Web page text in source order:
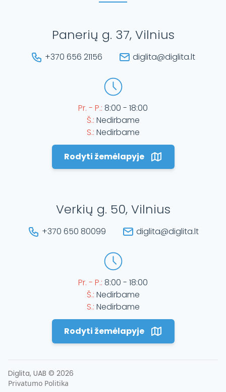
Panerių g. 37, Vilnius
+370 656 21156 diglita@diglita.lt
Pr. - P.: 8:00 - 18:00
Š.: Nedirbame
S.: Nedirbame
Rodyti žemėlapyje
Verkių g. 50, Vilnius
+370 650 80099 diglita@diglita.lt
Pr. - P.: 8:00 - 18:00
Š.: Nedirbame
S.: Nedirbame
Rodyti žemėlapyje
Diglita, UAB © 2026
Privatumo Politika